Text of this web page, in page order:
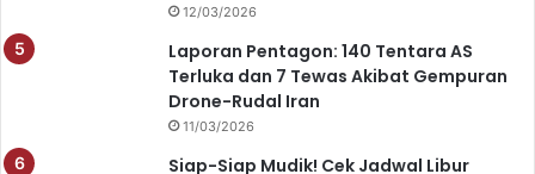
12/03/2026
Laporan Pentagon: 140 Tentara AS
Terluka dan 7 Tewas Akibat Gempuran
Drone-Rudal Iran
11/03/2026
Siap-Siap Mudik! Cek Jadwal Libur